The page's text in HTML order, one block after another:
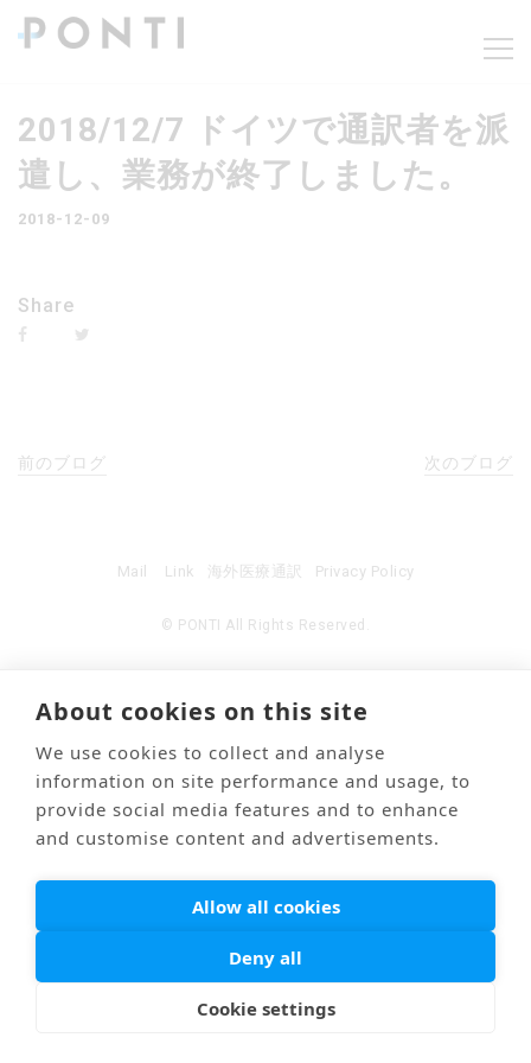
2018/12/7 ドイツで通訳者を派
遣し、業務が終了しました。
2018-12-09
Share
前のブログ 次のブログ
© PONTI All Rights Reserved.
Mail Link 海外医療通訳 Privacy Policy
About cookies on this site
We use cookies to collect and analyse
information on site performance and usage, to
provide social media features and to enhance
and customise content and advertisements.
Allow all cookies
Deny all
Cookie settings